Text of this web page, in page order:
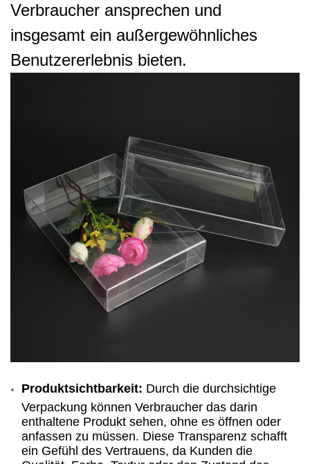
Verbraucher ansprechen und
insgesamt ein außergewöhnliches
Benutzererlebnis bieten.
Produktsichtbarkeit: Durch die durchsichtige
Verpackung können Verbraucher das darin
enthaltene Produkt sehen, ohne es öffnen oder
anfassen zu müssen. Diese Transparenz schafft
ein Gefühl des Vertrauens, da Kunden die